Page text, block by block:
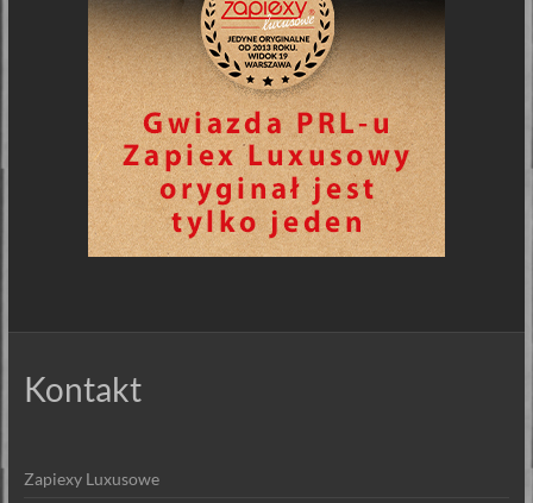
Kontakt
Zapiexy Luxusowe